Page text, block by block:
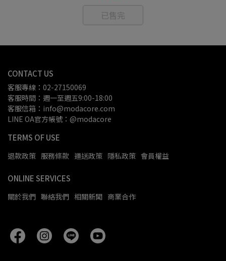
已售完
CONTACT US
客服專線：02-27150069
客服時間：週一至週五9:00-18:00
客服信箱：info@modacore.com
LINE OA官方帳號：@modacore
TERMS OF USE
退款政策 服務條款 運送政策 隱私政策 會員權益
ONLINE SERVICES
關於我們 聯絡我們 相關新聞 商業合作